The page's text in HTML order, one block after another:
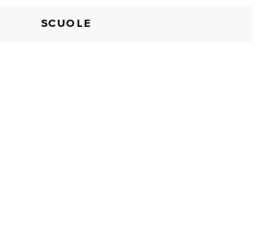
SCUOLE